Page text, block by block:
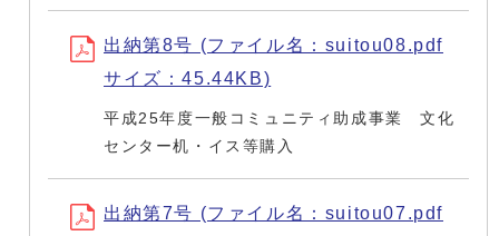
出納第8号 (ファイル名：suitou08.pdf
サイズ：45.44KB)
平成25年度一般コミュニティ助成事業 文化
センター机・イス等購入
出納第7号 (ファイル名：suitou07.pdf